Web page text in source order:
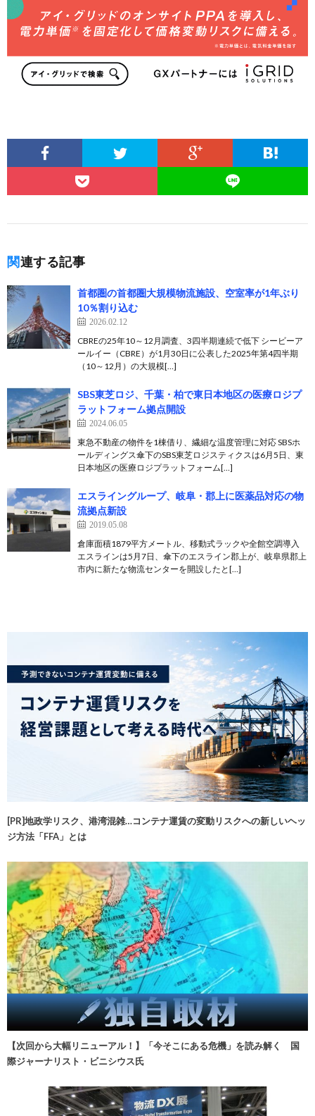
関連する記事
首都圏の首都圏大規模物流施設、空室率が1年ぶり
10％割り込む
2026.02.12
CBREの25年10～12月調査、3四半期連続で低下 シービーア
ールイー（CBRE）が1月30日に公表した2025年第4四半期
（10～12月）の大規模[…]
SBS東芝ロジ、千葉・柏で東日本地区の医療ロジプ
ラットフォーム拠点開設
2024.06.05
東急不動産の物件を1棟借り、繊細な温度管理に対応 SBSホ
ールディングス傘下のSBS東芝ロジスティクスは6月5日、東
日本地区の医療ロジプラットフォーム[…]
エスライングループ、岐阜・郡上に医薬品対応の物
流拠点新設
2019.05.08
倉庫面積1879平方メートル、移動式ラックや全館空調導入
エスラインは5月7日、傘下のエスライン郡上が、岐阜県郡上
市内に新たな物流センターを開設したと[…]
[PR]地政学リスク、港湾混雑…コンテナ運賃の変動リスクへの新しいヘッ
ジ方法「FFA」とは
【次回から大幅リニューアル！】「今そこにある危機」を読み解く 国
際ジャーナリスト・ビニシウス氏